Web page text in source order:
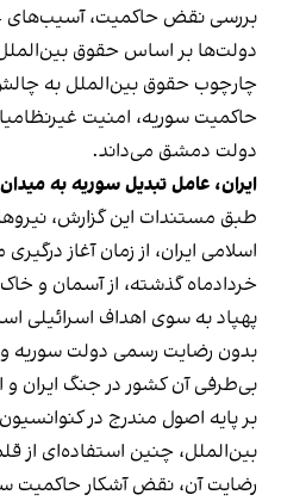
بررسی نقض حاکمیت، آسیب‌های
دولت‌ها بر اساس حقوق
چارچوب حقوق بین‌الملل به
حاکمیت سوریه، امنیت
دولت دمشق می‌داند.
ایران، عامل تبدیل سوریه به
طبق مستندات این گزارش،
اسلامی ایران، از زمان آغاز
خردادماه گذشته، از آسمان و
پهپاد به سوی اهداف اسرائیلی
بدون رضایت رسمی دولت سوریه و
بی‌طرفی آن کشور در جنگ ایران
بر پایه اصول مندرج در
بین‌الملل، چنین استفاده‌ای از
رضایت آن، نقض آشکار